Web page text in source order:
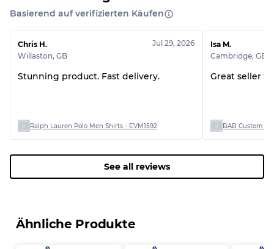
Basierend auf verifizierten Käufen
Chris H.
Willaston, GB
Jul 29, 2026
Stunning product. Fast delivery.
Ralph Lauren Polo Men Shirts - EVM1592
Isa M.
Cambridge, GB
Great seller
BAB Custom
See all reviews
Ähnliche Produkte